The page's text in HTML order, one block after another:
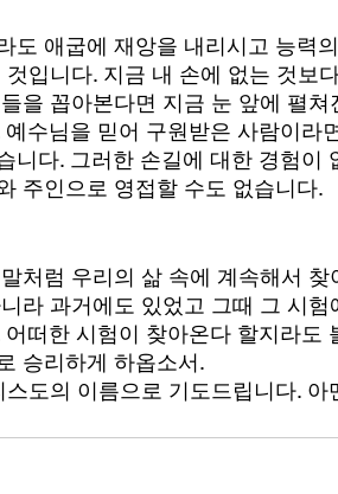
도 애굽에 재앙을 내리시고 능력
입니다. 지금 내 손에 없는 것보
을 꼽아본다면 지금 눈 앞에 펼
수님을 믿어 구원받은 사람이라
니다. 그러한 손길에 대한 경험이
주인으로 영접할 수도 없습니다.
처럼 우리의 삶 속에 계속해서
라 과거에도 있었고 그때 그 시
떠한 시험이 찾아온다 할지라도
승리하게 하옵소서.
도의 이름으로 기도드립니다. 아